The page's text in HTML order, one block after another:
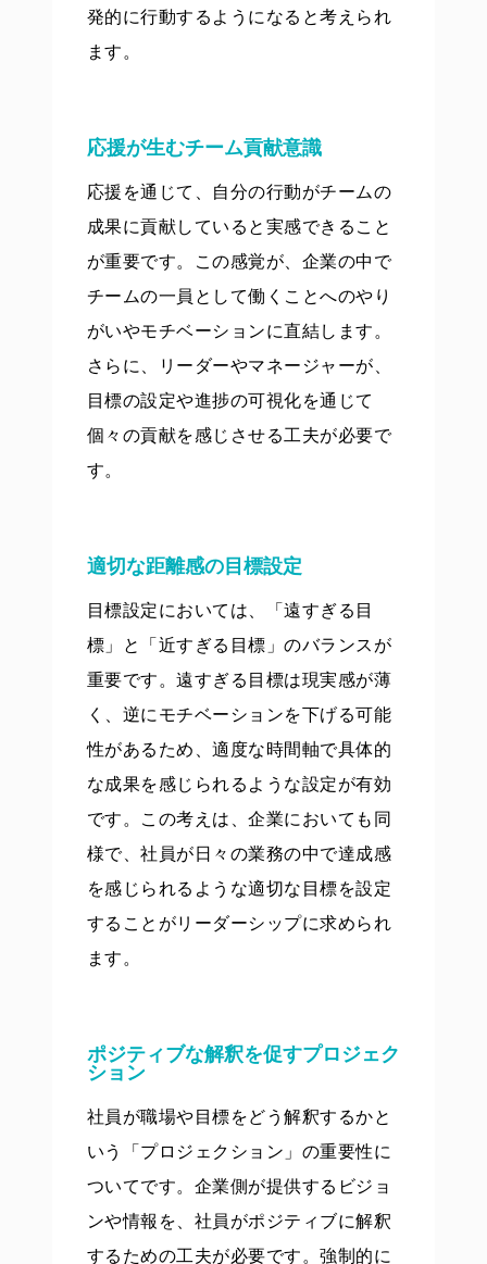
発的に行動するようになると考えられ
ます。
応援が生むチーム貢献意識
応援を通じて、自分の行動がチームの
成果に貢献していると実感できること
が重要です。この感覚が、企業の中で
チームの一員として働くことへのやり
がいやモチベーションに直結します。
さらに、リーダーやマネージャーが、
目標の設定や進捗の可視化を通じて
個々の貢献を感じさせる工夫が必要で
す。
適切な距離感の目標設定
目標設定においては、「遠すぎる目
標」と「近すぎる目標」のバランスが
重要です。遠すぎる目標は現実感が薄
く、逆にモチベーションを下げる可能
性があるため、適度な時間軸で具体的
な成果を感じられるような設定が有効
です。この考えは、企業においても同
様で、社員が日々の業務の中で達成感
を感じられるような適切な目標を設定
することがリーダーシップに求められ
ます。
ポジティブな解釈を促すプロジェク
ション
社員が職場や目標をどう解釈するかと
いう「プロジェクション」の重要性に
ついてです。企業側が提供するビジョ
ンや情報を、社員がポジティブに解釈
するための工夫が必要です。強制的に